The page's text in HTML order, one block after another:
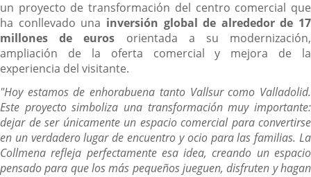
un proyecto de transformación del centro comercial que
ha conllevado una inversión global de alrededor de 17
millones de euros orientada a su modernización,
ampliación de la oferta comercial y mejora de la
experiencia del visitante.
"Hoy estamos de enhorabuena tanto Vallsur como Valladolid.
Este proyecto simboliza una transformación muy importante:
dejar de ser únicamente un espacio comercial para convertirse
en un verdadero lugar de encuentro y ocio para las familias. La
Collmena refleja perfectamente esa idea, creando un espacio
pensado para que los más pequeños jueguen, disfruten y hagan